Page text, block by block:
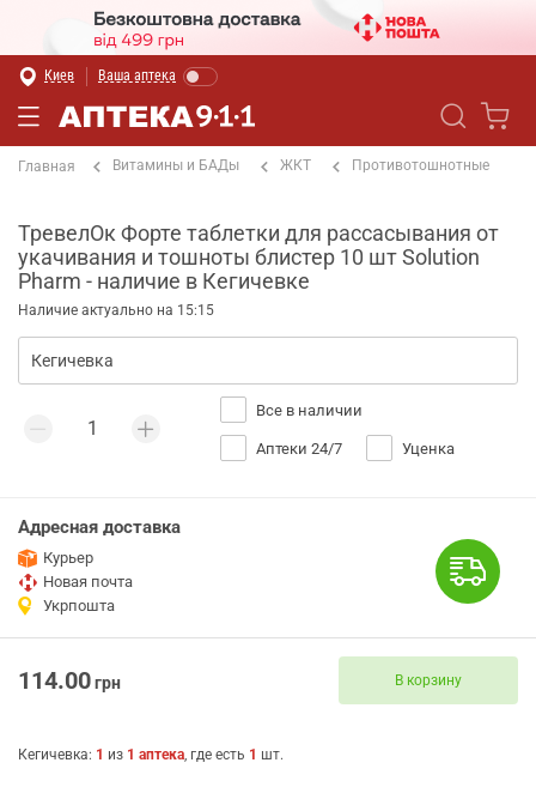
Киев Ваша аптека
Главная Витамины и БАДы ЖКТ Противотошнотные
ТревелОк Форте таблетки для рассасывания от
укачивания и тошноты блистер 10 шт Solution
Pharm - наличие в Кегичевке
Наличие актуально на 15:15
Все в наличии
Аптеки 24/7 Уценка
Адресная доставка
Курьер
Новая почта
Укрпошта
114.00грн В корзину
Кегичевка: 1 из 1 аптека, где есть 1 шт.